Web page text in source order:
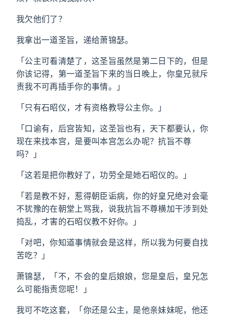
我欠他们了？
我拿出一道圣旨，递给萧锦瑟。
「公主可看清楚了，这圣旨虽然是第二日下的，但是
你该记得，第一道圣旨下来的当日晚上，你皇兄就斥
责我不可再插手你的事情。」
「只有石昭仪，才有资格教导公主你。」
「口谕有，后宫皆知，这圣旨也有，天下都要认，你
现在来找本宫，是要叫本宫怎么办呢？抗旨不尊
吗？」
「这若是把你教好了，功劳全是她石昭仪的。」
「若是教不好，惹得朝臣诟病，你的好皇兄绝对会毫
不犹豫的在朝堂上骂我，说我抗旨不尊横加干涉到处
捣乱，才害的石昭仪教不好你。」
「对吧，你知道事情就会是这样，所以我为何要自找
苦吃？」
萧锦瑟，「不，不会的皇后娘娘，您是皇后，皇兄怎
么可能指责您呢！」
我可不吃这套，「你还是公主，是他亲妹妹呢，他还